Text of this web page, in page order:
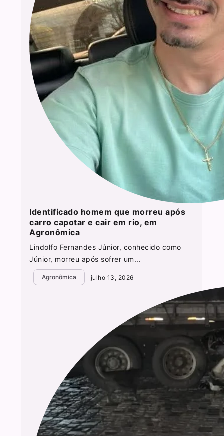
Identificado homem que morreu após
carro capotar e cair em rio, em
Agronômica
Lindolfo Fernandes Júnior, conhecido como
Júnior, morreu após sofrer um...
Agronômica julho 13, 2026